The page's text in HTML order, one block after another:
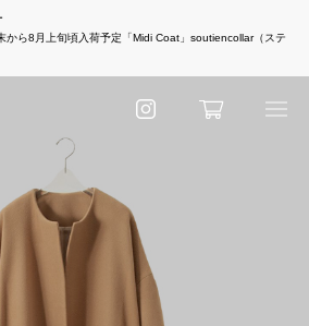
から8月上旬頃入荷予定「Midi Coat」soutiencollar（ステ